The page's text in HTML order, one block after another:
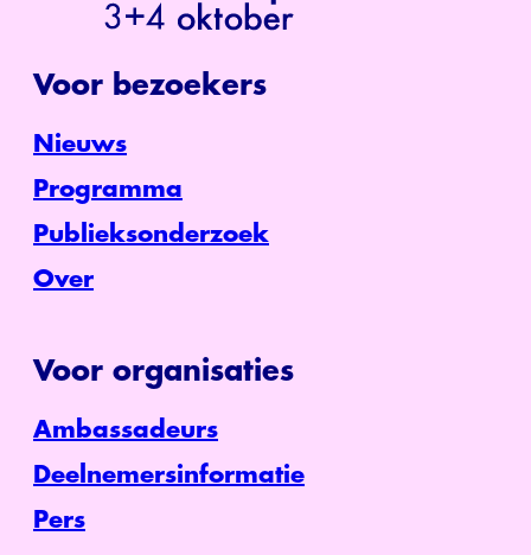
Voor bezoekers
Nieuws
Programma
Publieksonderzoek
Over
Voor organisaties
Ambassadeurs
Deelnemersinformatie
Pers